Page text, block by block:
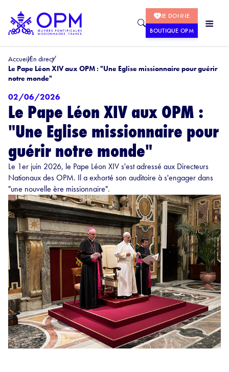
JE DONNE
BOUTIQUE OPM
AccueilEn direct
Le Pape Léon XIV aux OPM : "Une Eglise missionnaire pour guérir
notre monde"
02/06/2026
Le Pape Léon XIV aux OPM :
"Une Eglise missionnaire pour
guérir notre monde"
Le 1er juin 2026, le Pape Léon XIV s'est adressé aux Directeurs
Nationaux des OPM. Il a exhorté son auditoire à s'engager dans
"une nouvelle ère missionnaire".